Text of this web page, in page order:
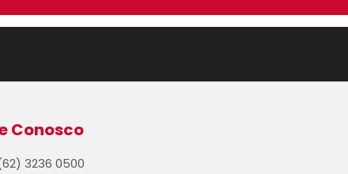
Conosco
3236 0500